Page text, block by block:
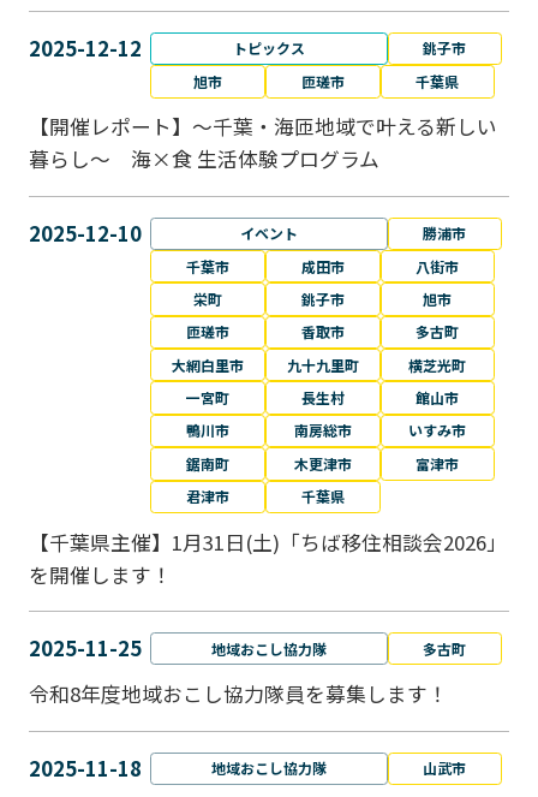
2025-12-12 トピックス
銚子市
旭市
匝瑳市 千葉県
【開催レポート】～千葉・海匝地域で叶える新しい
暮らし～ 海×食 生活体験プログラム
2025-12-10 イベント
勝浦市
千葉市
成田市
八街市
栄町
銚子市
旭市
匝瑳市
香取市
多古町
大網白里市
九十九里町
横芝光町
一宮町
長生村
館山市
鴨川市
南房総市
いすみ市
鋸南町
木更津市
富津市
君津市
千葉県
【千葉県主催】1月31日(土)「ちば移住相談会2026」
を開催します！
2025-11-25 地域おこし協力隊 多古町
令和8年度地域おこし協力隊員を募集します！
2025-11-18 地域おこし協力隊 山武市